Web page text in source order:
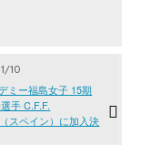
10
ミー福島女子 15期
手 C.F.F.
スペイン）に加入決